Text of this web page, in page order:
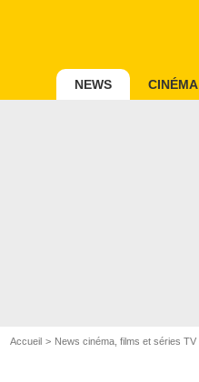
NEWS CINÉMA
Accueil News cinéma, films et séries TV